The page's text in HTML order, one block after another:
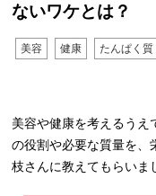
ないワケとは？
美容 健康 たんぱく質
美容や健康を考えるうえ
の役割や必要な質量を、
枝さんに教えてもらいま